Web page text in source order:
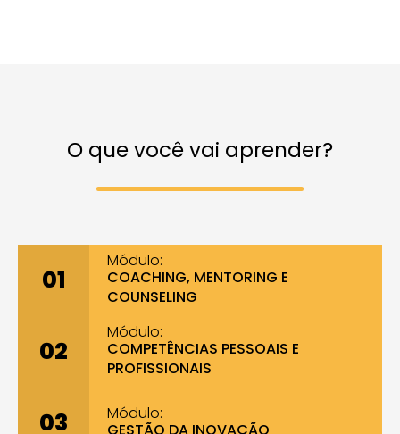
O que você vai aprender?
01
Módulo:
COACHING, MENTORING E
COUNSELING
02
Módulo:
COMPETÊNCIAS PESSOAIS E
PROFISSIONAIS
03
Módulo:
GESTÃO DA INOVAÇÃO